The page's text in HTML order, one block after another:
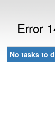
Error
No tasks to